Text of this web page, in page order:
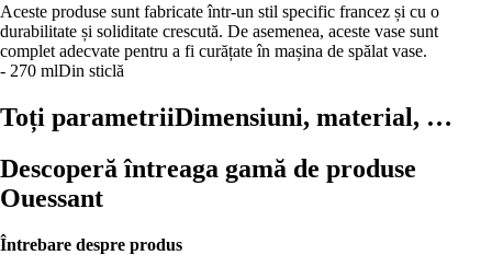
Aceste produse sunt fabricate într-un stil specific francez și cu o
durabilitate și soliditate crescută. De asemenea, aceste vase sunt
complet adecvate pentru a fi curățate în mașina de spălat vase.
- 270 mlDin sticlă
Toți parametriiDimensiuni, material, …
Descoperă întreaga gamă de produse
Ouessant
Întrebare despre produs